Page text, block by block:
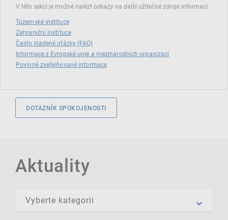
V této sekci je možné nalézt odkazy na další užitečné zdroje informací
Tuzemské instituce
Zahraniční instituce
Často kladené otázky (FAQ)
Informace z Evropské unie a mezinárodních organizací
Povinně zveřejňované informace
DOTAZNÍK SPOKOJENOSTI
Aktuality